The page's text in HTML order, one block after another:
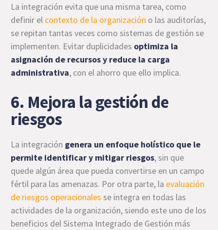
La integración evita que una misma tarea, como
definir el contexto de la organización o las auditorías,
se repitan tantas veces como sistemas de gestión se
implementen. Evitar duplicidades optimiza la
asignación de recursos y reduce la carga
administrativa, con el ahorro que ello implica.
6. Mejora la gestión de
riesgos
La integración genera un enfoque holístico que le
permite identificar y mitigar riesgos, sin que
quede algún área que pueda convertirse en un campo
fértil para las amenazas. Por otra parte, la evaluación
de riesgos operacionales se integra en todas las
actividades de la organización, siendo este uno de los
beneficios del Sistema Integrado de Gestión más